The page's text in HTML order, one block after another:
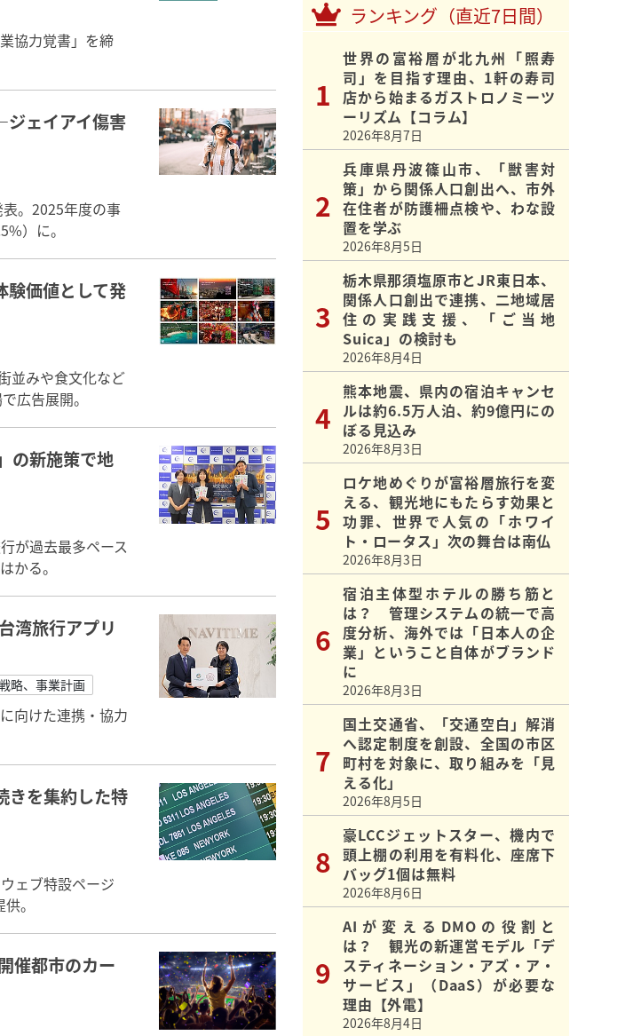
協力覚書」を締
ェイアイ傷害
。2025年度の事
）に。
験価値として発
並みや食文化など
広告展開。
の新施策で地
が過去最多ペース
かる。
湾旅行アプリ
略、事業計画
向けた連携・協力
きを集約した特
ェブ特設ページ
。
催都市のカー
ランキング（直近7日間）
世界の富裕層が北九州「照寿
司」を目指す理由、1軒の寿司
店から始まるガストロノミーツ
ーリズム【コラム】
2026年8月7日
兵庫県丹波篠山市、「獣害対
策」から関係人口創出へ、市外
在住者が防護柵点検や、わな設
置を学ぶ
2026年8月5日
栃木県那須塩原市とJR東日本、
関係人口創出で連携、二地域居
住の実践支援、「ご当地
Suica」の検討も
2026年8月4日
熊本地震、県内の宿泊キャンセ
ルは約6.5万人泊、約9億円にの
ぼる見込み
2026年8月3日
ロケ地めぐりが富裕層旅行を変
える、観光地にもたらす効果と
功罪、世界で人気の「ホワイ
ト・ロータス」次の舞台は南仏
2026年8月3日
宿泊主体型ホテルの勝ち筋と
は？ 管理システムの統一で高
度分析、海外では「日本人の企
業」ということ自体がブランド
に
2026年8月3日
国土交通省、「交通空白」解消
へ認定制度を創設、全国の市区
町村を対象に、取り組みを「見
える化」
2026年8月5日
豪LCCジェットスター、機内で
頭上棚の利用を有料化、座席下
バッグ1個は無料
2026年8月6日
AIが変えるDMOの役割と
は？ 観光の新運営モデル「デ
スティネーション・アズ・ア・
サービス」（DaaS）が必要な
理由【外電】
2026年8月4日